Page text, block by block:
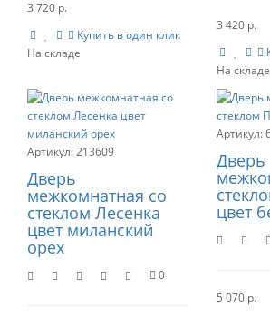
3 720 р.
Купить в один клик
3 420 р.
213609
Дверь
межкомнатная со
стеклом Лесенка
цвет миланский
орех
0
Дверь
цвет
5 070 р.